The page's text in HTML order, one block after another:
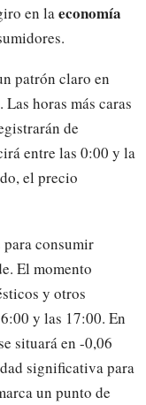
en laeconomía
patrón claro en
horas más caras
de
entre las 0:00 y la
el precio
para consumir
El momento
y otros
y las 17:00. En
situará en -0,06
significativa para
un punto de